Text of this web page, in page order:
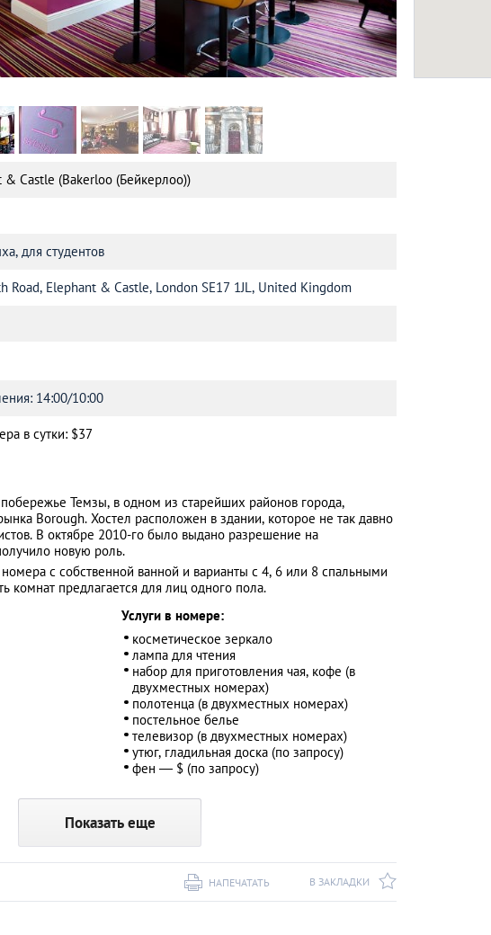
& Castle (Bakerloo (Бейкерлоо))
для студентов
Road, Elephant & Castle, London SE17 1JL, United Kingdom
14:00/10:00
в сутки: $37
Темзы, в одном из старейших районов города,
Borough. Хостел расположен в здании, которое не так давно
В октябре 2010-го было выдано разрешение на
новую роль.
с собственной ванной и варианты с 4, 6 или 8 спальными
комнат предлагается для лиц одного пола.
Услуги в номере:
косметическое зеркало
лампа для чтения
набор для приготовления чая, кофе (в
двухместных номерах)
полотенца (в двухместных номерах)
постельное белье
телевизор (в двухместных номерах)
утюг, гладильная доска (по запросу)
фен ― $ (по запросу)
Показать еще
В ЗАКЛАДКИ
НАПЕЧАТАТЬ